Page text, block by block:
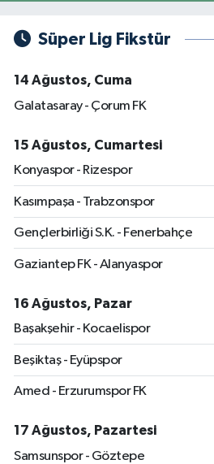
Süper Lig Fikstür
14 Ağustos, Cuma
Galatasaray - Çorum FK
15 Ağustos, Cumartesi
Konyaspor - Rizespor
Kasımpaşa - Trabzonspor
Gençlerbirliği S.K. - Fenerbahçe
Gaziantep FK - Alanyaspor
16 Ağustos, Pazar
Başakşehir - Kocaelispor
Beşiktaş - Eyüpspor
Amed - Erzurumspor FK
17 Ağustos, Pazartesi
Samsunspor - Göztepe